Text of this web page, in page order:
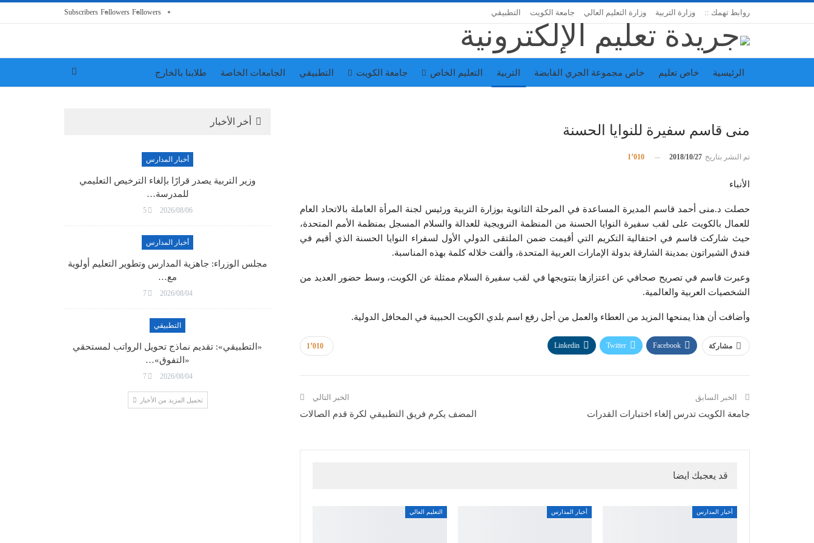
Followers
Followers
Subscribers روابط تهمك :: وزارة التربية وزارة التعليم العالي جامعة الكويت التطبيقي
الرئيسية خاص تعليم خاص مجموعة الجري القابضة التربية التعليم الخاص جامعة الكويت التطبيقي الجامعات الخاصة طلابنا بالخارج
منى قاسم سفيرة للنوايا الحسنة
تم النشر بتاريخ 2018/10/27
الأنباء
حصلت د.منى أحمد قاسم المديرة المساعدة في المرحلة الثانوية بوزارة التربية ورئيس لجنة المرأة العاملة بالاتحاد العام
للعمال بالكويت على لقب سفيرة النوايا الحسنة من المنظمة النرويجية للعدالة والسلام المسجل بمنظمة الأمم المتحدة،
حيث شاركت قاسم في احتفالية التكريم التي أقيمت ضمن الملتقى الدولي الأول لسفراء النوايا الحسنة الذي أقيم في
فندق الشيراتون بمدينة الشارقة بدولة الإمارات العربية المتحدة، وألقت خلاله كلمة بهذه المناسبة.
وعبرت قاسم في تصريح صحافي عن اعتزازها بتتويجها في لقب سفيرة السلام ممثلة عن الكويت، وسط حضور العديد من
الشخصيات العربية والعالمية.
وأضافت أن هذا يمنحها المزيد من العطاء والعمل من أجل رفع اسم بلدي الكويت الحبيبة في المحافل الدولية.
1٬010 مشاركة Facebook
Twitter
Linkedin
الخبر السابق
جامعة الكويت تدرس إلغاء اختبارات القدرات
الخبر التالي
المضف يكرم فريق التطبيقي لكرة قدم الصالات
قد يعجبك ايضا
أخبار المدارس أخبار المدارس التعليم العالي
أخر الأخبار
أخبار المدارس
وزير التربية يصدر قرارًا بإلغاء الترخيص التعليمي
للمدرسة…
2026/08/06
5
أخبار المدارس
مجلس الوزراء: جاهزية المدارس وتطوير التعليم أولوية
مع…
2026/08/04
7
التطبيقي
«التطبيقي»: تقديم نماذج تحويل الرواتب لمستحقي
«التفوق»…
2026/08/04
7
تحميل المزيد من الأخبار